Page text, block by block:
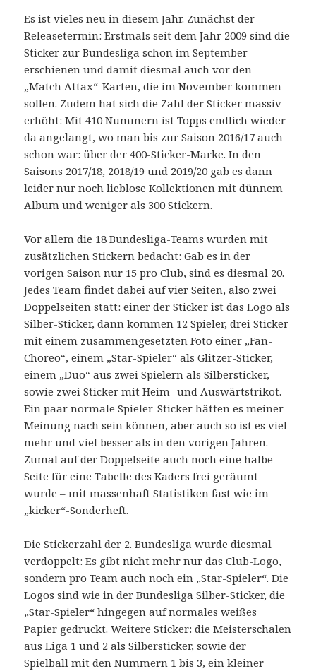
Es ist vieles neu in diesem Jahr. Zunächst der
Releasetermin: Erstmals seit dem Jahr 2009 sind die
Sticker zur Bundesliga schon im September
erschienen und damit diesmal auch vor den
„Match Attax“-Karten, die im November kommen
sollen. Zudem hat sich die Zahl der Sticker massiv
erhöht: Mit 410 Nummern ist Topps endlich wieder
da angelangt, wo man bis zur Saison 2016/17 auch
schon war: über der 400-Sticker-Marke. In den
Saisons 2017/18, 2018/19 und 2019/20 gab es dann
leider nur noch lieblose Kollektionen mit dünnem
Album und weniger als 300 Stickern.
Vor allem die 18 Bundesliga-Teams wurden mit
zusätzlichen Stickern bedacht: Gab es in der
vorigen Saison nur 15 pro Club, sind es diesmal 20.
Jedes Team findet dabei auf vier Seiten, also zwei
Doppelseiten statt: einer der Sticker ist das Logo als
Silber-Sticker, dann kommen 12 Spieler, drei Sticker
mit einem zusammengesetzten Foto einer „Fan-
Choreo“, einem „Star-Spieler“ als Glitzer-Sticker,
einem „Duo“ aus zwei Spielern als Silbersticker,
sowie zwei Sticker mit Heim- und Auswärtstrikot.
Ein paar normale Spieler-Sticker hätten es meiner
Meinung nach sein können, aber auch so ist es viel
mehr und viel besser als in den vorigen Jahren.
Zumal auf der Doppelseite auch noch eine halbe
Seite für eine Tabelle des Kaders frei geräumt
wurde – mit massenhaft Statistiken fast wie im
„kicker“-Sonderheft.
Die Stickerzahl der 2. Bundesliga wurde diesmal
verdoppelt: Es gibt nicht mehr nur das Club-Logo,
sondern pro Team auch noch ein „Star-Spieler“. Die
Logos sind wie in der Bundesliga Silber-Sticker, die
„Star-Spieler“ hingegen auf normales weißes
Papier gedruckt. Weitere Sticker: die Meisterschalen
aus Liga 1 und 2 als Silbersticker, sowie der
Spielball mit den Nummern 1 bis 3, ein kleiner